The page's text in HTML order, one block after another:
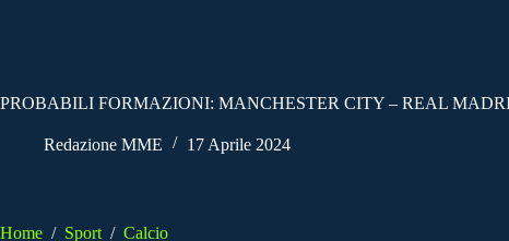
PROBABILI FORMAZIONI: MANCHESTER CITY – REAL
Redazione MME 17 Aprile 2024
Home / Sport / Calcio